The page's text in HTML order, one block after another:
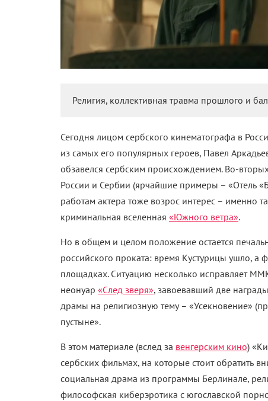
Религия, коллективная травма прошлого и
Сегодня лицом сербского кинематографа в
из самых его популярных героев, Павел
обзавелся сербским происхождением. Во-
России и Сербии (ярчайшие примеры – «Отель
работам актера тоже возрос интерес – именно
криминальная вселенная «Южного ветра».
Но в общем и целом положение остается
российского проката: время Кустурицы ушло, а
площадках. Ситуацию несколько исправляет
неонуар «След зверя», завоевавший две
драмы на религиозную тему – «Усекновение»
пустыне».
В этом материале (вслед за венгерским кино)
сербских фильмах, на которые стоит обратить
социальная драма из программы Берлинале,
философская киберэротика с югославской